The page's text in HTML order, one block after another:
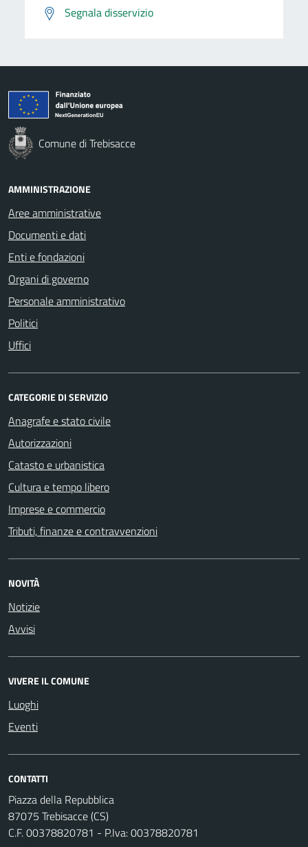
Segnala disservizio
Comune di Trebisacce
AMMINISTRAZIONE
Aree amministrative
Documenti e dati
Enti e fondazioni
Organi di governo
Personale amministrativo
Politici
Uffici
CATEGORIE DI SERVIZIO
Anagrafe e stato civile
Autorizzazioni
Catasto e urbanistica
Cultura e tempo libero
Imprese e commercio
Tributi, finanze e contravvenzioni
NOVITÀ
Notizie
Avvisi
VIVERE IL COMUNE
Luoghi
Eventi
CONTATTI
Piazza della Repubblica
87075 Trebisacce (CS)
C.F. 00378820781 - P.Iva: 00378820781